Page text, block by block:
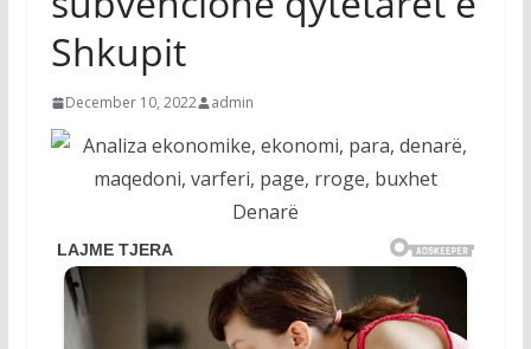
Shkupit
December 10, 2022 admin
Denarë